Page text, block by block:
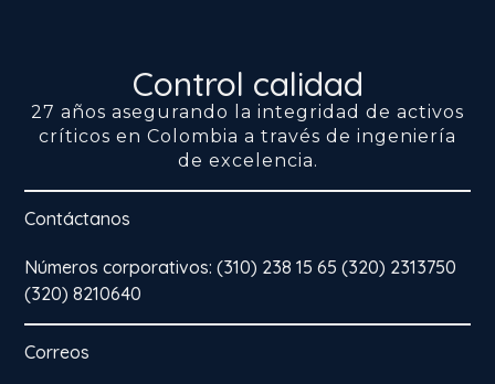
Control calidad
27 años asegurando la integridad de activos
críticos en Colombia a través de ingeniería
de excelencia.
Contáctanos
Números corporativos: (310) 238 15 65 (320) 2313750
(320) 8210640
Correos